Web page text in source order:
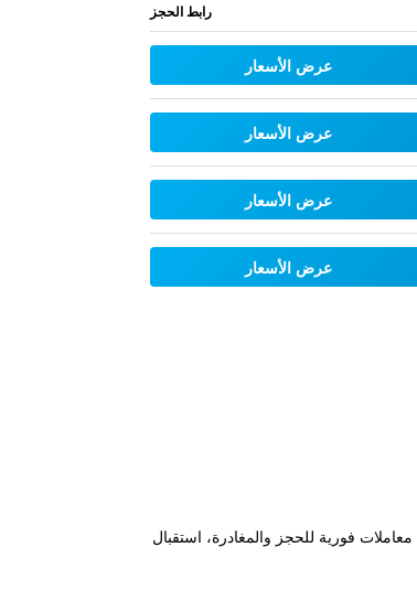
رابط الحجز
عرض الأسعار
عرض الأسعار
عرض الأسعار
عرض الأسعار
فورية للحجز والمغادرة، استقبال